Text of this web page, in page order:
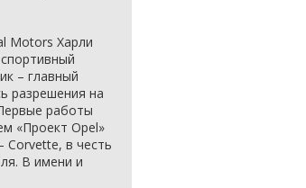
Motors Харли
– главный
разрешения на
работы
«Проект Opel»
Corvette, в честь
В имени и